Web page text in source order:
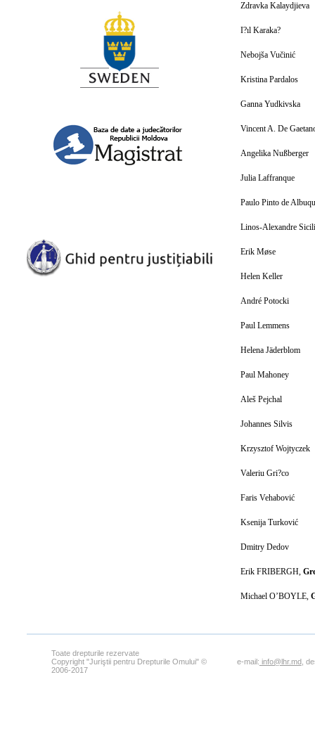
Zdravka Kalaydjieva
I?ıl Karaka?
Nebojša Vučinić
Kristina Pardalos
Ganna Yudkivska
Vincent A. De
Angelika Nußberger
Julia Laffranque
Paulo Pinto de
Linos-Alexandre
Erik Møse
Helen Keller
André Potocki
Paul Lemmens
Helena Jäderblom
Paul Mahoney
Aleš Pejchal
Johannes Silvis
Krzysztof Wojtyczek
Valeriu Gri?co
Faris Vehabović
Ksenija Turković
Dmitry Dedov
Erik FRIBERGH,
Michael O’BOYLE,
Toate drepturile rezervate
Copyright "Juriştii pentru Drepturile Omului" ©
2006-2017
e-mail: info@lhr.md,